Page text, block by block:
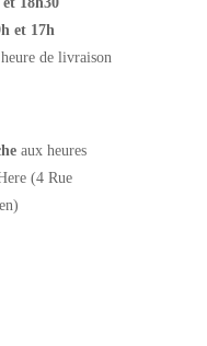
et 17h
de livraison
aux heures
(4 Rue